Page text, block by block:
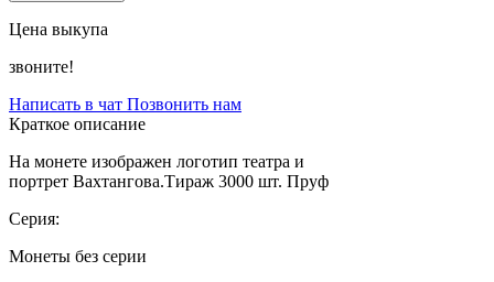
Цена выкупа
звоните!
Написать в чат Позвонить нам
Краткое описание
На монете изображен логотип театра и
портрет Вахтангова.Тираж 3000 шт. Пруф
Серия:
Монеты без серии